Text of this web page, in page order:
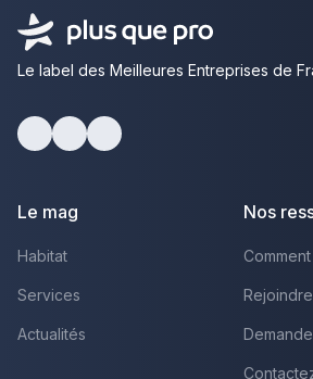
Le label des Meilleures Entreprises de
Le mag
Habitat
Services
Actualités
Nos